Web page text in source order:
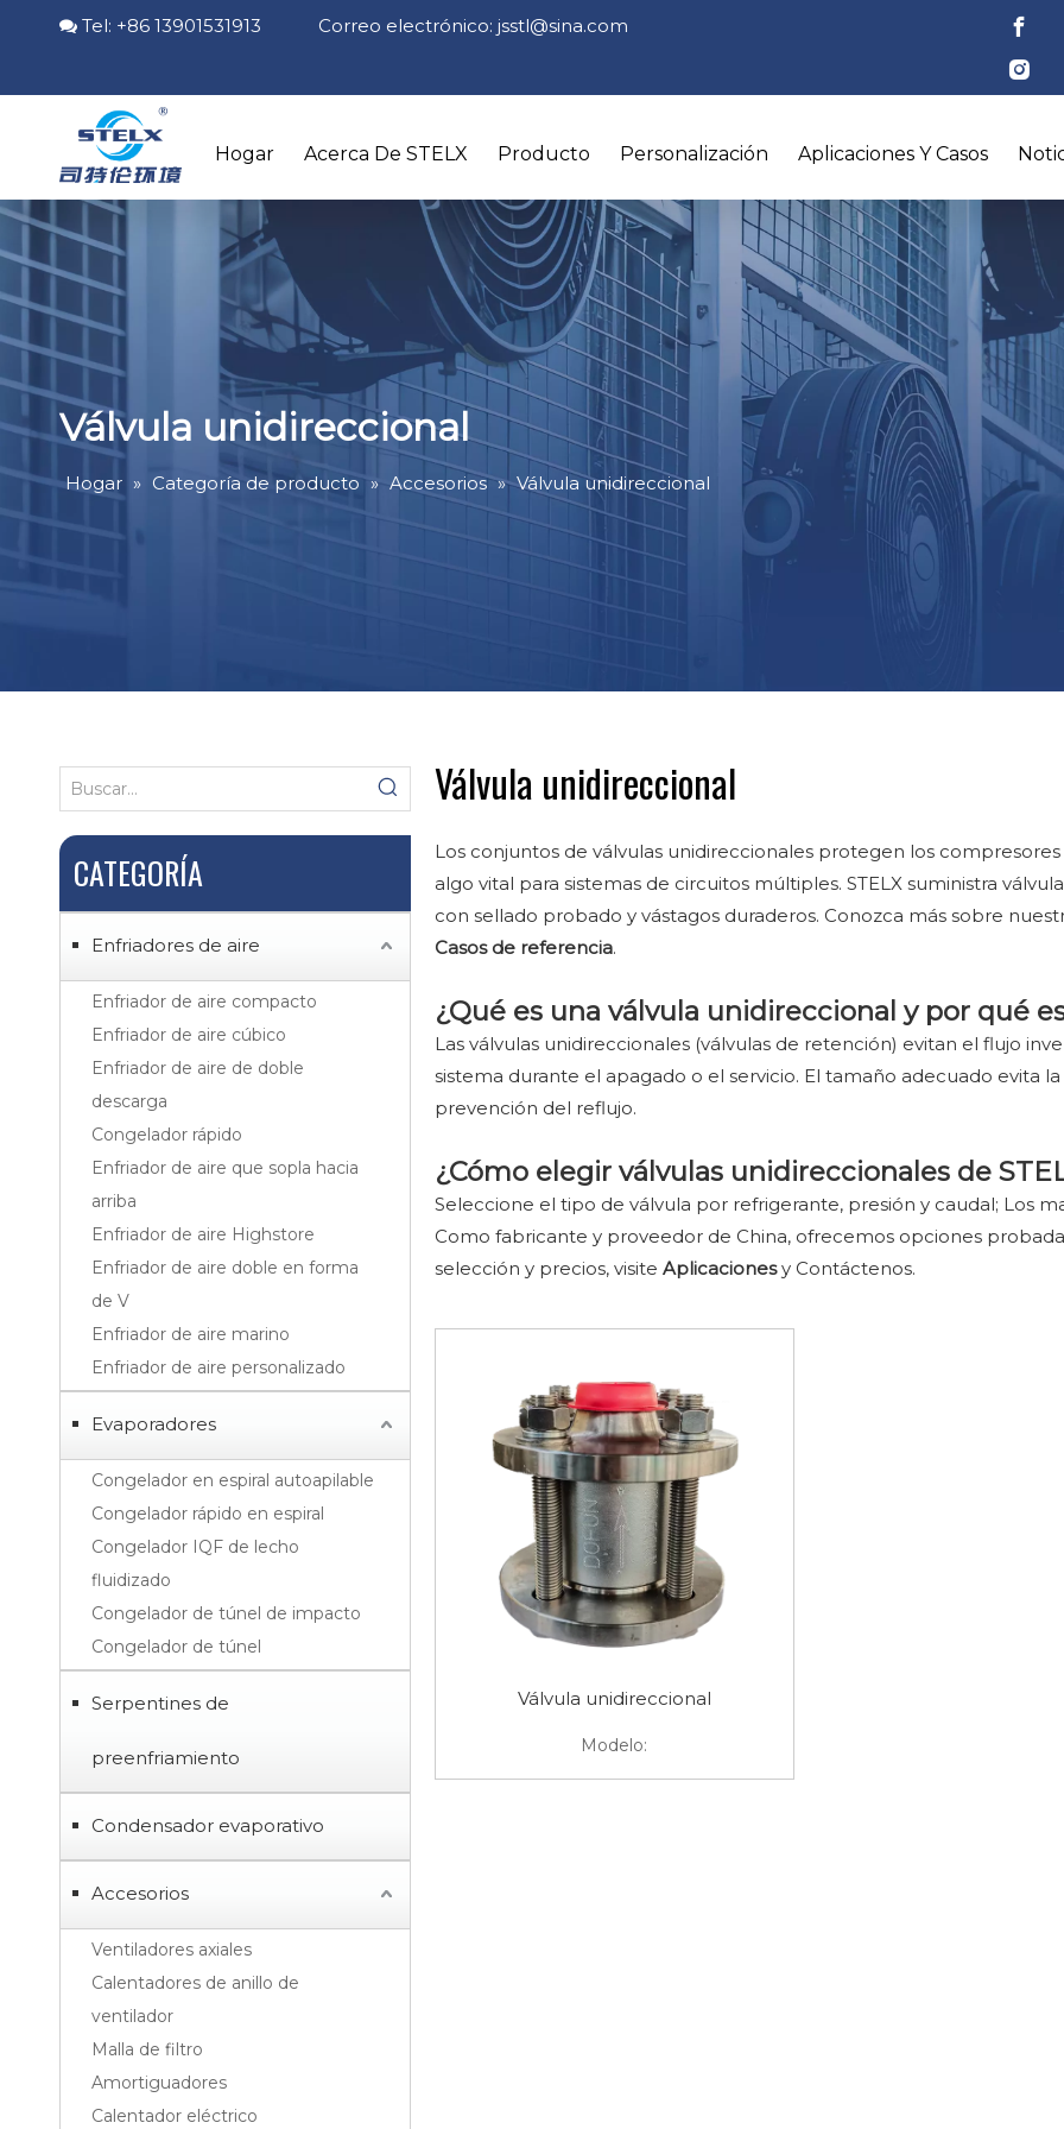
 Tel: +86 13901531913 Correo electrónico: jsstl@sina.com
Hogar Acerca De STELX Producto Personalización Aplicaciones Y Casos
Válvula unidireccional
Hogar » Categoría de producto » Accesorios » Válvula unidireccional
CATEGORÍA
Enfriadores de aire
Enfriador de aire compacto
Enfriador de aire cúbico
Enfriador de aire de doble
descarga
Congelador rápido
Enfriador de aire que sopla hacia
arriba
Enfriador de aire Highstore
Enfriador de aire doble en forma
de V
Enfriador de aire marino
Enfriador de aire personalizado
Evaporadores
Congelador en espiral autoapilable
Congelador rápido en espiral
Congelador IQF de lecho
fluidizado
Congelador de túnel de impacto
Congelador de túnel
Serpentines de
preenfriamiento
Condensador evaporativo
Accesorios
Ventiladores axiales
Calentadores de anillo de
ventilador
Malla de filtro
Amortiguadores
Calentador eléctrico
Válvula unidireccional
Los conjuntos de válvulas unidireccionales protegen los
algo vital para sistemas de circuitos múltiples. STELX suministra
con sellado probado y vástagos duraderos. Conozca más sobre
Casos de referencia.
¿Qué es una válvula unidireccional y por qué
Las válvulas unidireccionales (válvulas de retención) evitan el flujo
sistema durante el apagado o el servicio. El tamaño adecuado evita
prevención del reflujo.
¿Cómo elegir válvulas unidireccionales de
Seleccione el tipo de válvula por refrigerante, presión y caudal; Los
Como fabricante y proveedor de China, ofrecemos opciones
selección y precios, visite Aplicacionesy Contáctenos.
Válvula unidireccional
Modelo: